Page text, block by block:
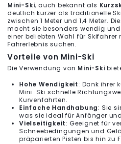
Mini-Ski, auch bekannt als
deutlich kürzer als traditionelle
zwischen 1 Meter und 1,4 Meter.
macht sie besonders wendig
einer beliebten Wahl für Skifahrer
Fahrerlebnis suchen.
Vorteile von Mini-Ski
Die Verwendung von Mini-Ski
Hohe Wendigkeit: Dank ihrer
Mini-Ski schnelle
Kurvenfahrten.
Einfache Handhabung: Sie
was sie ideal für Anfänger
Vielseitigkeit: Geeignet für
Schneebedingungen und
präparierten Pisten bis hin zu